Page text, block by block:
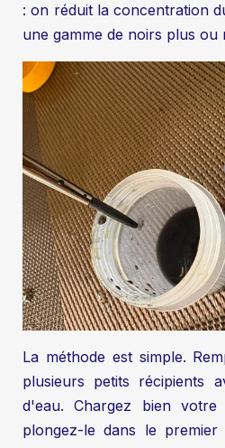
: on réduit la concentration
une gamme de noirs plus ou
La méthode est simple.
plusieurs petits récipients
d'eau. Chargez bien
plongez-le dans le